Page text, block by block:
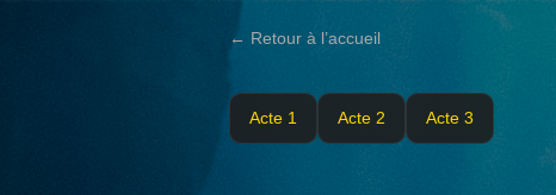
← Retour à l’accueil
Acte 1 Acte 2 Acte 3